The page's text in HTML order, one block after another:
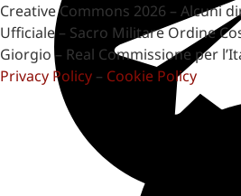
Creative Commons 2026 – Alcuni
Ufficiale – Sacro Militare Ordine
Giorgio – Real Commissione per
Privacy Policy – Cookie Policy